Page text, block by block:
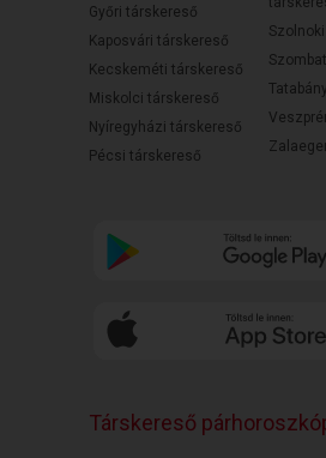
Győri társkereső
Kaposvári társkereső
Kecskeméti társkereső
Miskolci társkereső
Nyíregyházi társkereső
Pécsi társkereső
Társkereső